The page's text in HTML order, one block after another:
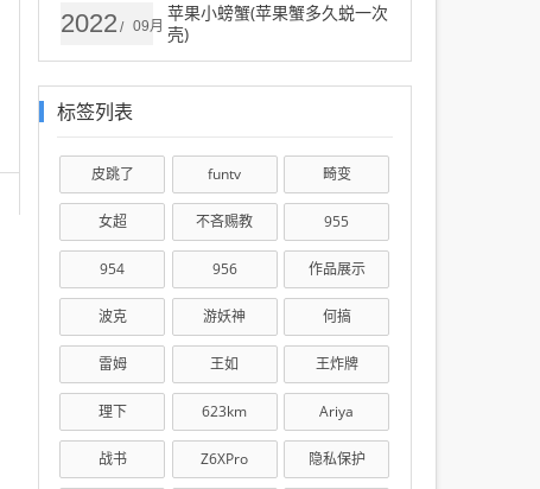
2022 / 09月
苹果小螃蟹(苹果蟹多久蜕一次
壳)
标签列表
皮跳了 funtv 畸变
女超 不吝赐教 955
954 956 作品展示
波克 游妖神 何搞
雷姆 王如 王炸牌
理下 623km Ariya
战书 Z6XPro 隐私保护